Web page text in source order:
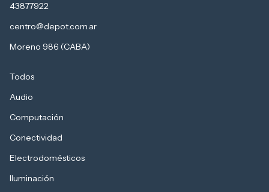
43877922
centro@depot.com.ar
Moreno 986 (CABA)
Todos
Audio
Computación
Conectividad
Electrodomésticos
Iluminación